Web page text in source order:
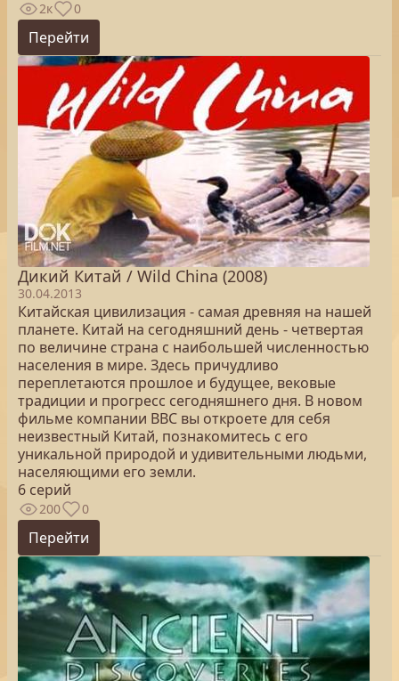
2к 0
Перейти
Дикий Китай / Wild China (2008)
30.04.2013
Китайская цивилизация - самая древняя на нашей
планете. Китай на сегодняшний день - четвертая
по величине страна с наибольшей численностью
населения в мире. Здесь причудливо
переплетаются прошлое и будущее, вековые
традиции и прогресс сегодняшнего дня. В новом
фильме компании ВВС вы откроете для себя
неизвестный Китай, познакомитесь с его
уникальной природой и удивительными людьми,
населяющими его земли.
6 серий
200 0
Перейти